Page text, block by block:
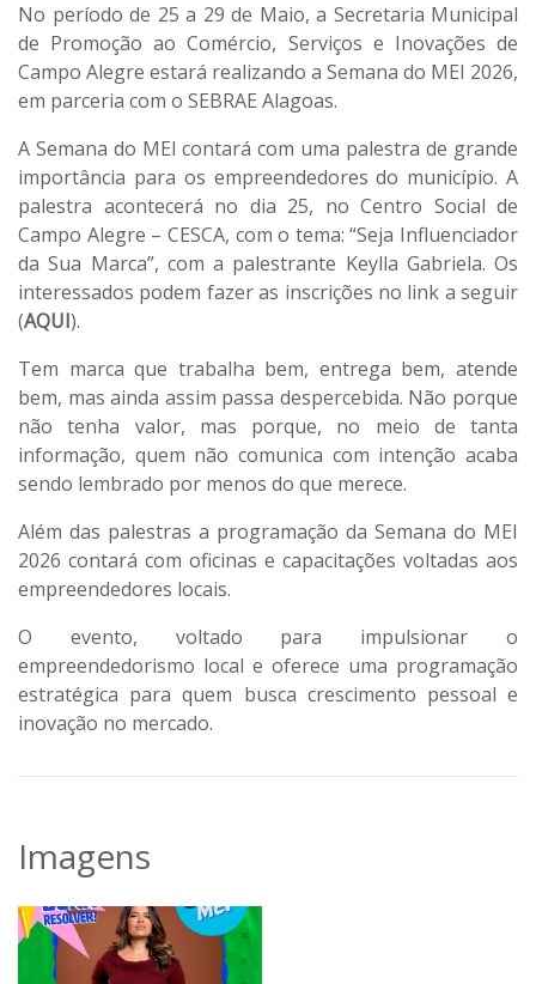
No período de 25 a 29 de Maio, a Secretaria Municipal
de Promoção ao Comércio, Serviços e Inovações de
Campo Alegre estará realizando a Semana do MEI 2026,
em parceria com o SEBRAE Alagoas.
A Semana do MEl contará com uma palestra de grande
importância para os empreendedores do município. A
palestra acontecerá no dia 25, no Centro Social de
Campo Alegre – CESCA, com o tema: “Seja Influenciador
da Sua Marca”, com a palestrante Keylla Gabriela. Os
interessados podem fazer as inscrições no link a seguir
(AQUI).
Tem marca que trabalha bem, entrega bem, atende
bem, mas ainda assim passa despercebida. Não porque
não tenha valor, mas porque, no meio de tanta
informação, quem não comunica com intenção acaba
sendo lembrado por menos do que merece.
Além das palestras a programação da Semana do MEI
2026 contará com oficinas e capacitações voltadas aos
empreendedores locais.
O evento, voltado para impulsionar o
empreendedorismo local e oferece uma programação
estratégica para quem busca crescimento pessoal e
inovação no mercado.
Imagens